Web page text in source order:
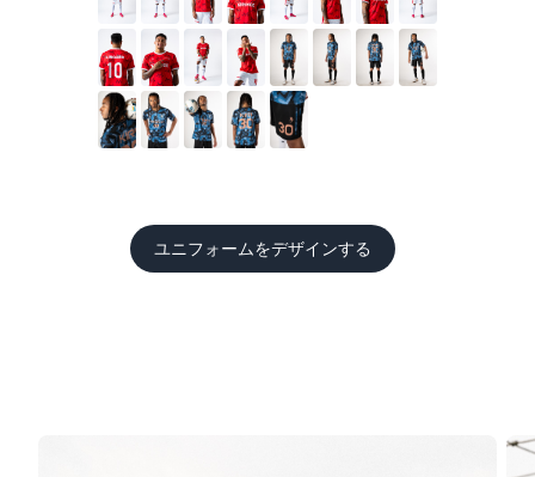
ユニフォームをデザインする